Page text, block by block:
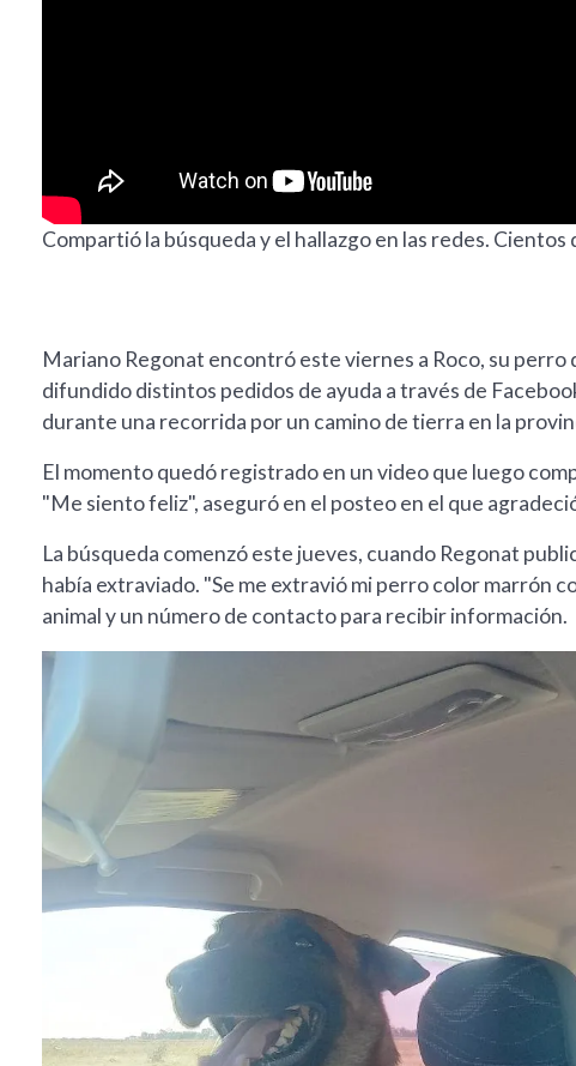
Compartió la búsqueda y el hallazgo en las redes.
Mariano Regonat encontró este viernes a Roco, su perro
difundido distintos pedidos de ayuda a través de
durante una recorrida por un camino de tierra en la
El momento quedó registrado en un video que luego
"Me siento feliz", aseguró en el posteo en el que
La búsqueda comenzó este jueves, cuando Regonat
había extraviado. "Se me extravió mi perro color marrón
animal y un número de contacto para recibir información.